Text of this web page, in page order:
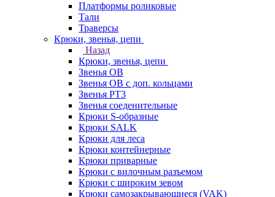
Платформы роликовые
Тали
Траверсы
Крюки, звенья, цепи
Назад
Крюки, звенья, цепи
Звенья ОВ
Звенья ОВ с доп. кольцами
Звенья РТ3
Звенья соеденительные
Крюки S-образные
Крюки SALK
Крюки для леса
Крюки контейнерные
Крюки приварные
Крюки с вилочным разъемом
Крюки с широким зевом
Крюки самозакрывающиеся (VAK)